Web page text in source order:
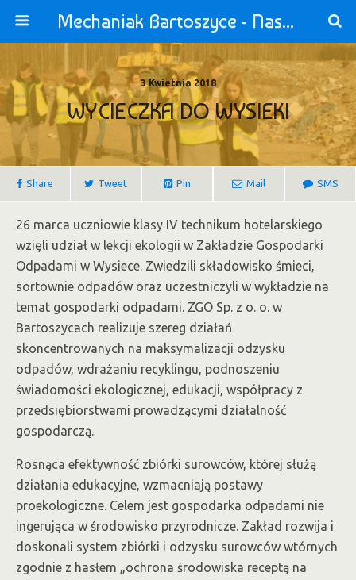
Mechaniak Bartoszyce - Nasza Szkoła jest OK!
3 Kwietnia 2018
WYCIECZKA DO WYSIEKI
Share Tweet Pin Mail SMS
26 marca uczniowie klasy IV technikum hotelarskiego
wzięli udział w lekcji ekologii w Zakładzie Gospodarki
Odpadami w Wysiece. Zwiedzili składowisko śmieci,
sortownie odpadów oraz uczestniczyli w wykładzie na
temat gospodarki odpadami. ZGO Sp. z o. o. w
Bartoszycach realizuje szereg działań
skoncentrowanych na maksymalizacji odzysku
odpadów, wdrażaniu recyklingu, podnoszeniu
świadomości ekologicznej, edukacji, współpracy z
przedsiębiorstwami prowadzącymi działalność
gospodarczą.
Rosnąca efektywność zbiórki surowców, której służą
działania edukacyjne, wzmacniają postawy
proekologiczne. Celem jest gospodarka odpadami nie
ingerująca w środowisko przyrodnicze. Zakład rozwija i
doskonali system zbiórki i odzysku surowców wtórnych
zgodnie z hasłem „ochrona środowiska receptą na